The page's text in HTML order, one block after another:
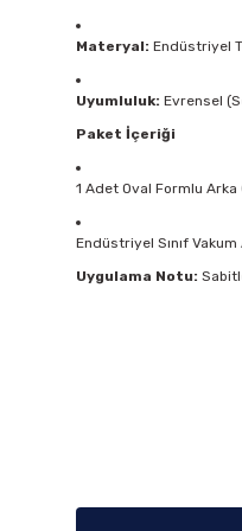
Materyal: Endüstriyel
Uyumluluk: Evrensel
Paket İçeriği
1 Adet Oval Formlu Arka
Endüstriyel Sınıf
Uygulama Notu: